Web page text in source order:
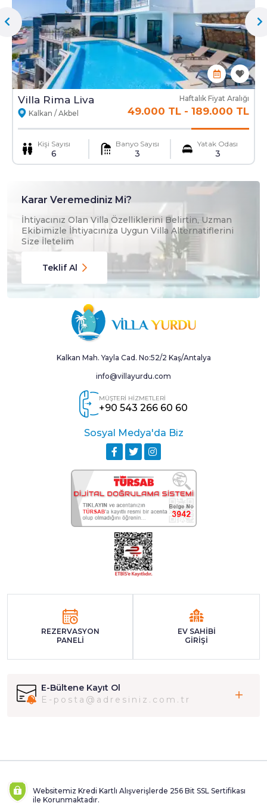
Mama Sandalyesi Ulaşım Hizmeti
Villa Rima Liva
Kalkan / Akbel
Haftalık Fiyat Aralığı
49.000 TL - 189.000 TL
Kişi Sayısı
6
Banyo Sayısı
3
Yatak Odası
3
Karar Veremediniz Mi?
İhtiyacınız Olan Villa Özelliklerini Belirtin, Uzman
Ekibimizle İhtiyacınıza Uygun Villa Alternatiflerini
Size İletelim
Teklif Al
REZERVASYON
PANELİ
EV SAHİBİ
GİRİŞİ
Kalkan Mah. Yayla Cad. No:52/2 Kaş/Antalya
info@villayurdu.com
MÜŞTERİ HİZMETLERİ
+90 543 266 60 60
Sosyal Medya'da Biz
E-Bültene Kayıt Ol
Websitemiz Kredi Kartlı Alışverişlerde 256 Bit SSL Sertifikası
ile Korunmaktadır.